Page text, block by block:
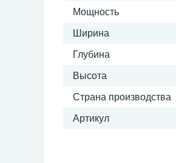
Мощность
Ширина
Глубина
Высота
Страна производства
Артикул